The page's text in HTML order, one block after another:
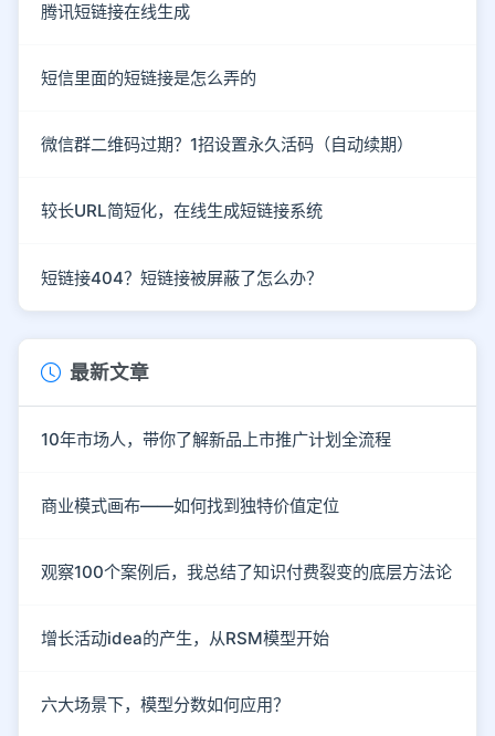
腾讯短链接在线生成
短信里面的短链接是怎么弄的
微信群二维码过期？1招设置永久活码（自动续期）
较长URL简短化，在线生成短链接系统
短链接404？短链接被屏蔽了怎么办？
最新文章
10年市场人，带你了解新品上市推广计划全流程
商业模式画布——如何找到独特价值定位
观察100个案例后，我总结了知识付费裂变的底层方法论
增长活动idea的产生，从RSM模型开始
六大场景下，模型分数如何应用？